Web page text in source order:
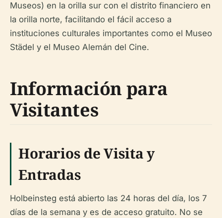
Museos) en la orilla sur con el distrito financiero en
la orilla norte, facilitando el fácil acceso a
instituciones culturales importantes como el Museo
Städel y el Museo Alemán del Cine.
Información para
Visitantes
Horarios de Visita y
Entradas
Holbeinsteg está abierto las 24 horas del día, los 7
días de la semana y es de acceso gratuito. No se